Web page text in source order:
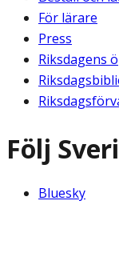
För lärare
Press
Riksdagens
Följ
Bluesky